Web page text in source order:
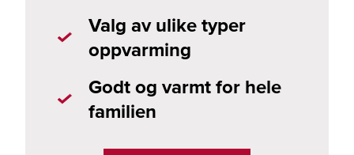
Valg av ulike typer
oppvarming
Godt og varmt for hele
familien